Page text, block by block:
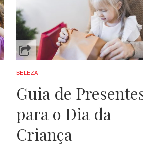
BELEZA
Guia de
para o Dia da
Criança